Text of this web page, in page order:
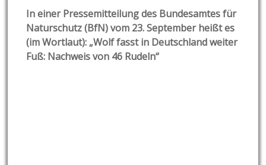
In einer Pressemitteilung des Bundesamtes für
Naturschutz (BfN) vom 23. September heißt es
(im Wortlaut): „Wolf fasst in Deutschland weiter
Fuß: Nachweis von 46 Rudeln“